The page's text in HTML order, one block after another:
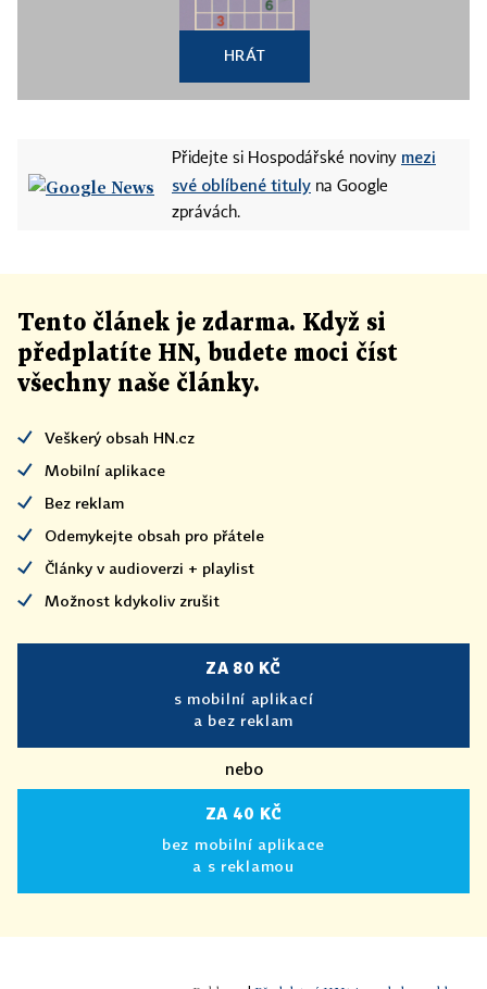
HRÁT
Přidejte si Hospodářské noviny mezi
své oblíbené tituly na Google
zprávách.
Tento článek je zdarma. Když si
předplatíte HN, budete moci číst
všechny naše články.
Veškerý obsah HN.cz
Mobilní aplikace
Bez reklam
Odemykejte obsah pro přátele
Články v audioverzi + playlist
Možnost kdykoliv zrušit
ZA 80 KČ
s mobilní aplikací
a bez reklam
nebo
ZA 40 KČ
bez mobilní aplikace
a s reklamou